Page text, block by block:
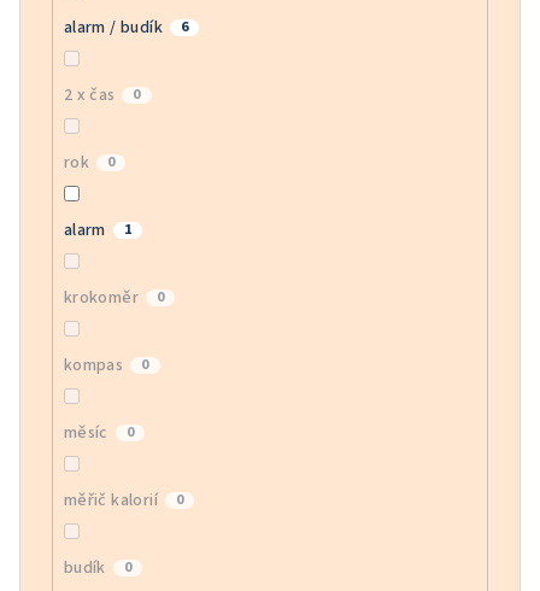
alarm / budík 6
2 x čas 0
rok 0
alarm 1
krokoměr 0
kompas 0
měsíc 0
měřič kalorií 0
budík 0